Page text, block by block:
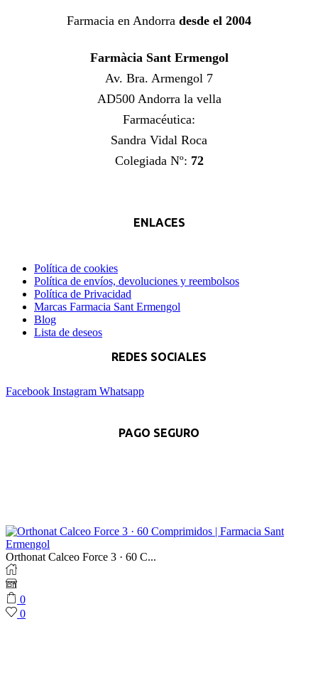
Farmacia en Andorra desde el 2004
Farmàcia Sant Ermengol
Av. Bra. Armengol 7
AD500 Andorra la vella
Farmacéutica:
Sandra Vidal Roca
Colegiada Nº: 72
ENLACES
Política de cookies
Política de envíos, devoluciones y reembolsos
Política de Privacidad
Marcas Farmacia Sant Ermengol
Blog
Lista de deseos
REDES SOCIALES
Facebook Instagram Whatsapp
PAGO SEGURO
Orthonat Calceo Force 3 · 60 C...
0
0